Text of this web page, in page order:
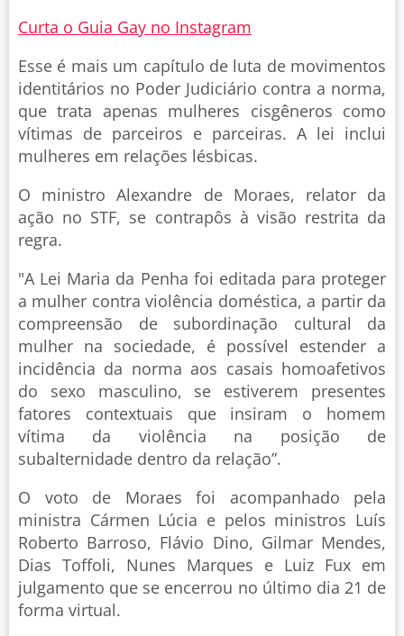
Curta o Guia Gay no Instagram
Esse é mais um capítulo de luta de movimentos
identitários no Poder Judiciário contra a norma,
que trata apenas mulheres cisgêneros como
vítimas de parceiros e parceiras. A lei inclui
mulheres em relações lésbicas.
O ministro Alexandre de Moraes, relator da
ação no STF, se contrapôs à visão restrita da
regra.
"A Lei Maria da Penha foi editada para proteger
a mulher contra violência doméstica, a partir da
compreensão de subordinação cultural da
mulher na sociedade, é possível estender a
incidência da norma aos casais homoafetivos
do sexo masculino, se estiverem presentes
fatores contextuais que insiram o homem
vítima da violência na posição de
subalternidade dentro da relação”.
O voto de Moraes foi acompanhado pela
ministra Cármen Lúcia e pelos ministros Luís
Roberto Barroso, Flávio Dino, Gilmar Mendes,
Dias Toffoli, Nunes Marques e Luiz Fux em
julgamento que se encerrou no último dia 21 de
forma virtual.